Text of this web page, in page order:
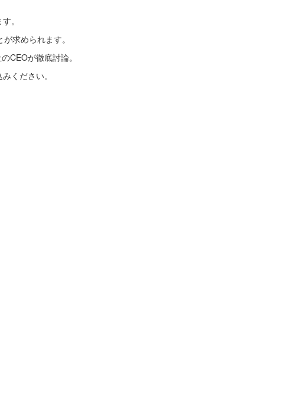
。
求められます。
CEOが徹底討論。
ください。